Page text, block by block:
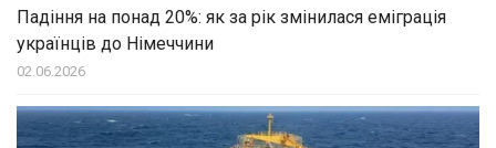
Падіння на понад 20%: як за рік змінилася еміграція
українців до Німеччини
02.06.2026